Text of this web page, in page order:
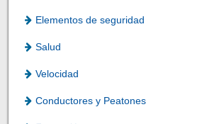
Elementos de seguridad
Salud
Velocidad
Conductores y Peatones